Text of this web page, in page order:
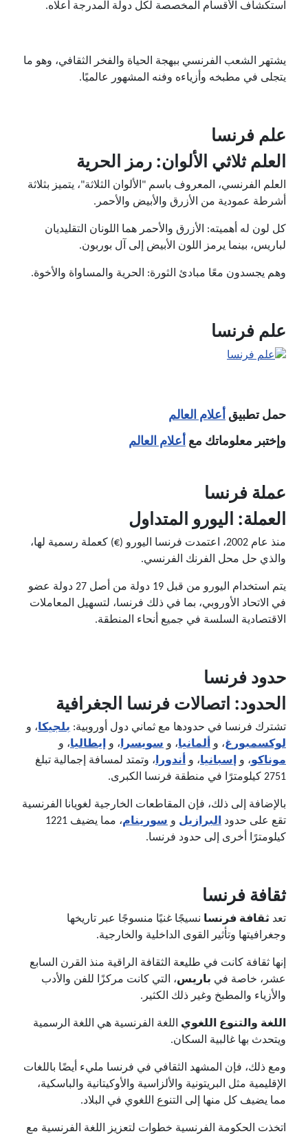
استكشاف الأقسام المخصصة لكل دولة المدرجة أعلاه.
يشتهر الشعب الفرنسي ببهجة الحياة والفخر الثقافي، وهو ما
يتجلى في مطبخه وأزياءه وفنه المشهور عالميًا.
علم فرنسا
العلم ثلاثي الألوان: رمز الحرية
العلم الفرنسي، المعروف باسم "الألوان الثلاثة"، يتميز بثلاثة
أشرطة عمودية من الأزرق والأبيض والأحمر.
كل لون له أهميته: الأزرق والأحمر هما اللونان التقليديان
لباريس، بينما يرمز اللون الأبيض إلى آل بوربون.
وهم يجسدون معًا مبادئ الثورة: الحرية والمساواة والأخوة.
علم فرنسا
حمل تطبيق أعلام العالم
وإختبر معلوماتك مع أعلام العالم
عملة فرنسا
العملة: اليورو المتداول
منذ عام 2002، اعتمدت فرنسا اليورو (€) كعملة رسمية لها،
والذي حل محل الفرنك الفرنسي.
يتم استخدام اليورو من قبل 19 دولة من أصل 27 دولة عضو
في الاتحاد الأوروبي، بما في ذلك فرنسا، لتسهيل المعاملات
الاقتصادية السلسة في جميع أنحاء المنطقة.
حدود فرنسا
الحدود: اتصالات فرنسا الجغرافية
تشترك فرنسا في حدودها مع ثماني دول أوروبية: بلجيكا، و
لوكسمبورغ، و ألمانيا، و سويسرا ، و إيطاليا، و
موناكو، و إسبانيا، و أندورا ، وتمتد لمسافة إجمالية تبلغ
2751 كيلومترًا في منطقة فرنسا الكبرى.
بالإضافة إلى ذلك، فإن المقاطعات الخارجية لغويانا الفرنسية
تقع على حدود
البرازيل و سورينام
، مما يضيف 1221
كيلومترًا أخرى إلى حدود فرنسا.
ثقافة فرنسا
تعد ثقافة فرنسا نسيجًا غنيًا منسوجًا عبر تاريخها
وجغرافيتها وتأثير القوى الداخلية والخارجية.
إنها ثقافة كانت في طليعة الثقافة الراقية منذ القرن السابع
عشر، خاصة في باريس، التي كانت مركزًا للفن والأدب
والأزياء والمطبخ وغير ذلك الكثير.
اللغة والتنوع اللغوي اللغة الفرنسية هي اللغة الرسمية
ويتحدث بها غالبية السكان.
ومع ذلك، فإن المشهد الثقافي في فرنسا مليء أيضًا باللغات
الإقليمية مثل البريتونية والألزاسية والأوكيتانية والباسكية،
مما يضيف كل منها إلى التنوع اللغوي في البلاد.
اتخذت الحكومة الفرنسية خطوات لتعزيز اللغة الفرنسية مع